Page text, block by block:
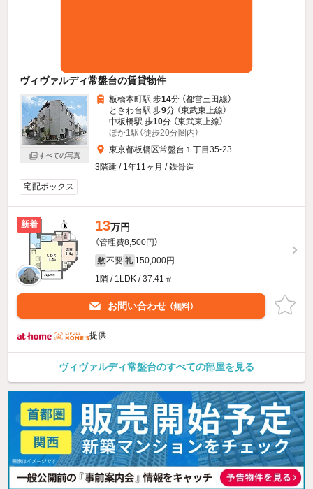
ヴィヴァルディ常盤台の賃貸物件
すべての写真
板橋本町駅 歩14分 （都営三田線）
ときわ台駅 歩9分 （東武東上線）
中板橋駅 歩10分 （東武東上線）
ほか1駅（徒歩20分圏内）
東京都板橋区常盤台１丁目35-23
3階建 / 1年11ヶ月 / 鉄骨造
宅配ボックス
新着 13万円
（管理費8,500円）
敷 不要 礼 150,000円
1階 / 1LDK / 37.41㎡
お問い合わせ （無料）
提供
ヴィヴァルディ常盤台のすべての部屋を見る